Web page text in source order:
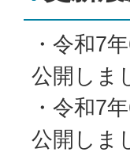
・令和7
公開しま
・令和7
公開しま